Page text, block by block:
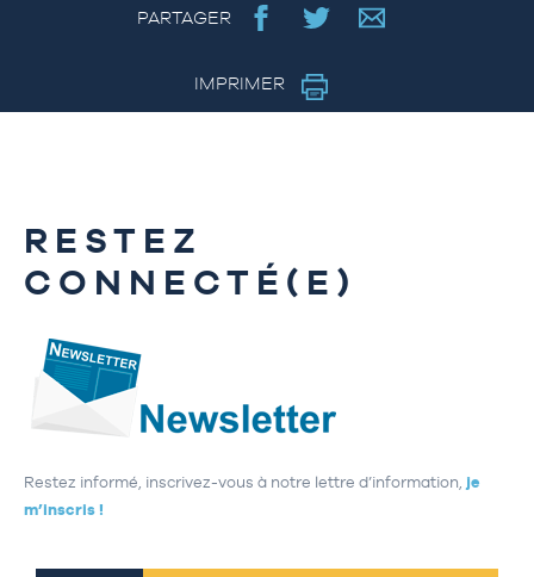
PARTAGER
IMPRIMER
RESTEZ
CONNECTÉ(E)
Restez informé, inscrivez-vous à notre lettre d’information, je
m’inscris !